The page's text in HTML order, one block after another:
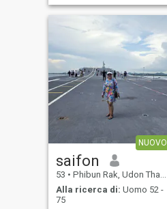
about our later years
together, ready to spend our
reti
NUOVO
saifon
53 • Phibun Rak, Udon Thani, Thailandia
Alla ricerca di: Uomo 52 -
75